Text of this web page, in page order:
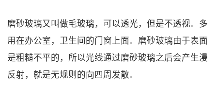
磨砂玻璃又叫做毛玻璃，可以透光，但是不透视。多
用在办公室，卫生间的门窗上面。磨砂玻璃由于表面
是粗糙不平的，所以光线通过磨砂玻璃之后会产生漫
反射，就是无规则的向四周发散。